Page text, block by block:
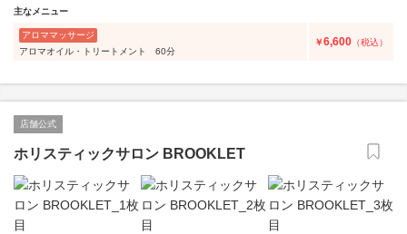
主なメニュー
アロママッサージ
アロマオイル・トリートメント 60分
￥6,600 （税込）
店舗公式
ホリスティックサロン BROOKLET